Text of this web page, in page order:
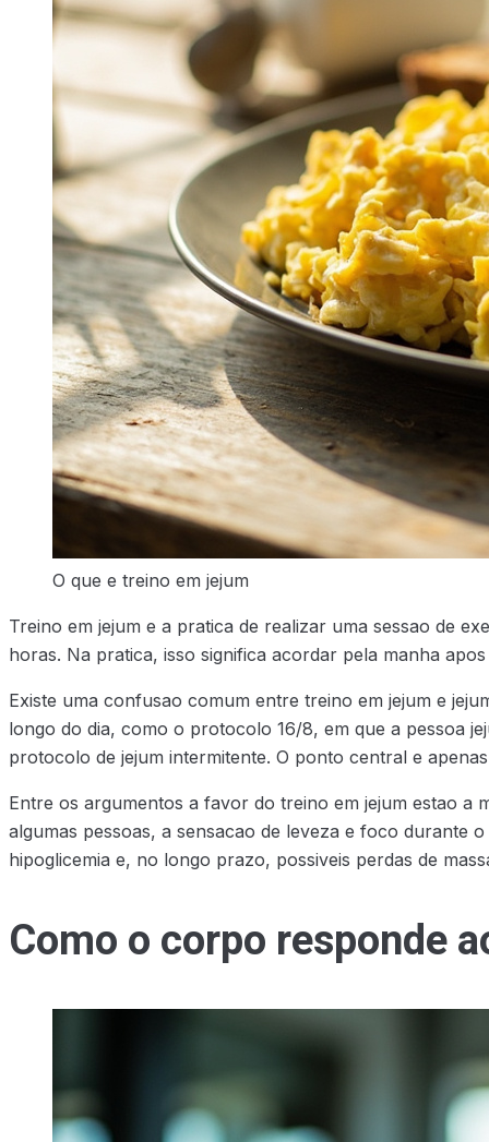
O que e treino em jejum
Treino em jejum e a pratica de realizar uma sessao de
horas. Na pratica, isso significa acordar pela manha
Existe uma confusao comum entre treino em jejum e
longo do dia, como o protocolo 16/8, em que a pessoa
protocolo de jejum intermitente. O ponto central e
Entre os argumentos a favor do treino em jejum estao a
algumas pessoas, a sensacao de leveza e foco durante
hipoglicemia e, no longo prazo, possiveis perdas de
Como o corpo responde